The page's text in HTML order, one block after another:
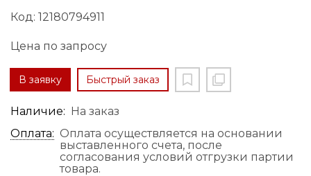
Код: 12180794911
Цена по запросу
В заявку Быстрый заказ
Наличие: На заказ
Оплата: Оплата осуществляется на основании
выставленного счета, после
согласования условий отгрузки партии
товара.